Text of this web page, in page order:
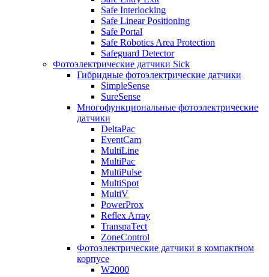
Safe Interlocking
Safe Linear Positioning
Safe Portal
Safe Robotics Area Protection
Safeguard Detector
Фотоэлектрические датчики Sick
Гибридные фотоэлектрические датчики
SimpleSense
SureSense
Многофункциональные фотоэлектрические
датчики
DeltaPac
EventCam
MultiLine
MultiPac
MultiPulse
MultiSpot
MultiV
PowerProx
Reflex Array
TranspaTect
ZoneControl
Фотоэлектрические датчики в компактном
корпусе
W2000